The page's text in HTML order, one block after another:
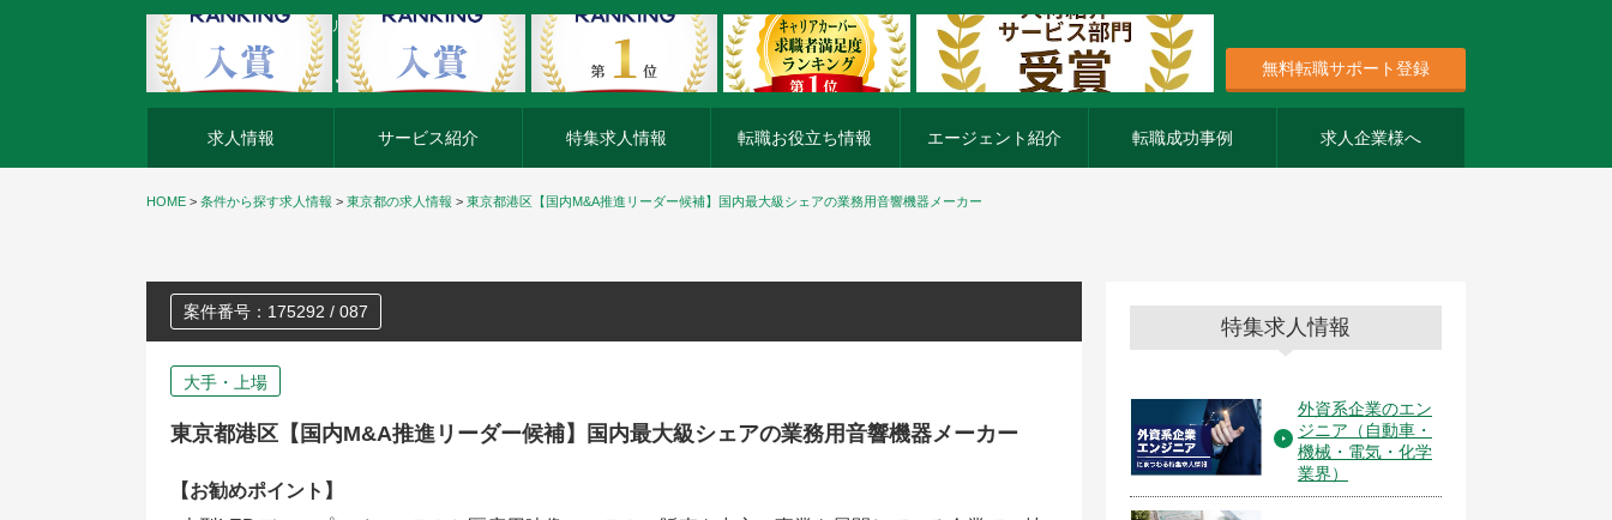
外資系企業の転職・キャリア転職ならアージスジャパン
無料転職サポート登録
求人情報 サービス紹介 特集求人情報 転職お役立ち情報 エージェント紹介 転職成功事例 求人企業様へ
HOME > 条件から探す求人情報 > 東京都の求人情報 > 東京都港区【国内M&A推進リーダー候補】国内最大級シェアの業務用音響機器メーカー
案件番号：175292 / 087
大手・上場
東京都港区【国内M&A推進リーダー候補】国内最大級シェアの業務用音響機器メーカー
【お勧めポイント】
特集求人情報
外資系企業のエン
ジニア（自動車・
機械・電気・化学
業界）